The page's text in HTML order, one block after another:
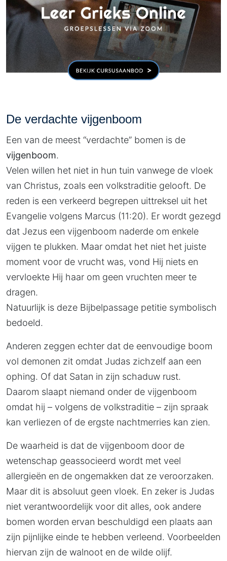
De verdachte vijgenboom
Een van de meest “verdachte” bomen is de
vijgenboom.
Velen willen het niet in hun tuin vanwege de vloek
van Christus, zoals een volkstraditie gelooft. De
reden is een verkeerd begrepen uittreksel uit het
Evangelie volgens Marcus (11:20). Er wordt gezegd
dat Jezus een vijgenboom naderde om enkele
vijgen te plukken. Maar omdat het niet het juiste
moment voor de vrucht was, vond Hij niets en
vervloekte Hij haar om geen vruchten meer te
dragen.
Natuurlijk is deze Bijbelpassage petitie symbolisch
bedoeld.
Anderen zeggen echter dat de eenvoudige boom
vol demonen zit omdat Judas zichzelf aan een
ophing. Of dat Satan in zijn schaduw rust.
Daarom slaapt niemand onder de vijgenboom
omdat hij – volgens de volkstraditie – zijn spraak
kan verliezen of de ergste nachtmerries kan zien.
De waarheid is dat de vijgenboom door de
wetenschap geassocieerd wordt met veel
allergieën en de ongemakken dat ze veroorzaken.
Maar dit is absoluut geen vloek. En zeker is Judas
niet verantwoordelijk voor dit alles, ook andere
bomen worden ervan beschuldigd een plaats aan
zijn pijnlijke einde te hebben verleend. Voorbeelden
hiervan zijn de walnoot en de wilde olijf.